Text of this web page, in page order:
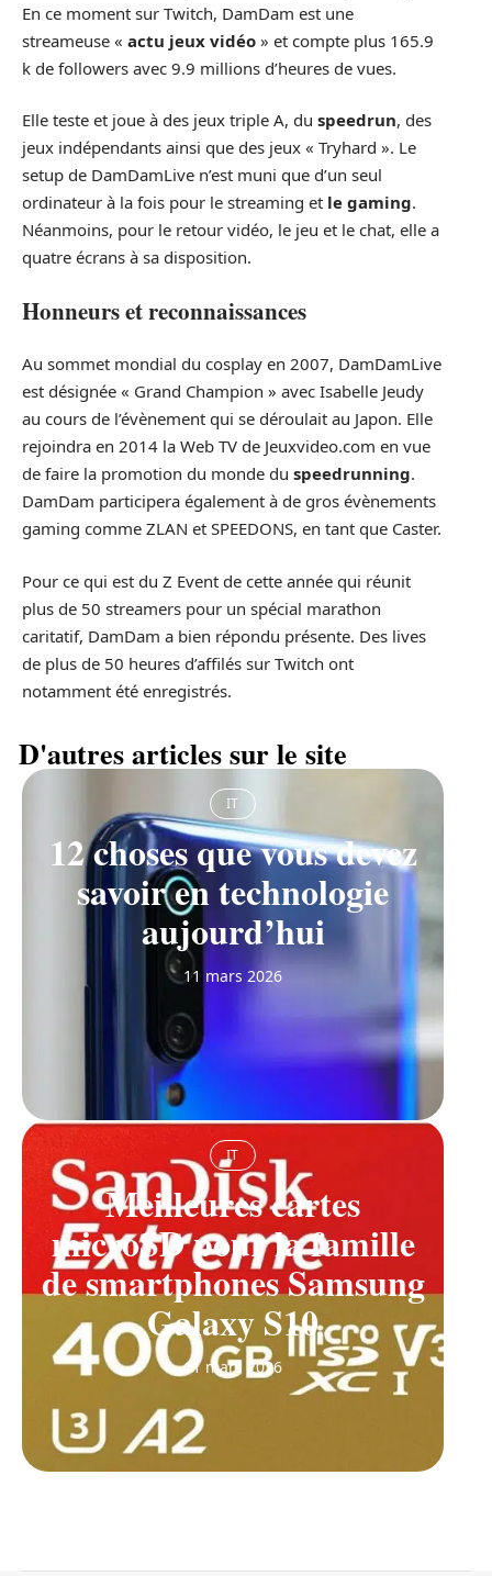
En ce moment sur Twitch, DamDam est une
streameuse « actu jeux vidéo » et compte plus 165.9
k de followers avec 9.9 millions d’heures de vues.
Elle teste et joue à des jeux triple A, du speedrun, des
jeux indépendants ainsi que des jeux « Tryhard ». Le
setup de DamDamLive n’est muni que d’un seul
ordinateur à la fois pour le streaming et le gaming.
Néanmoins, pour le retour vidéo, le jeu et le chat, elle a
quatre écrans à sa disposition.
Honneurs et reconnaissances
Au sommet mondial du cosplay en 2007, DamDamLive
est désignée « Grand Champion » avec Isabelle Jeudy
au cours de l’évènement qui se déroulait au Japon. Elle
rejoindra en 2014 la Web TV de Jeuxvideo.com en vue
de faire la promotion du monde du speedrunning.
DamDam participera également à de gros évènements
gaming comme ZLAN et SPEEDONS, en tant que Caster.
Pour ce qui est du Z Event de cette année qui réunit
plus de 50 streamers pour un spécial marathon
caritatif, DamDam a bien répondu présente. Des lives
de plus de 50 heures d’affilés sur Twitch ont
notamment été enregistrés.
D'autres articles sur le site
IT
12 choses que vous devez
savoir en technologie
aujourd’hui
11 mars 2026
IT
Meilleures cartes
microSD pour la famille
de smartphones Samsung
Galaxy S10
11 mars 2026